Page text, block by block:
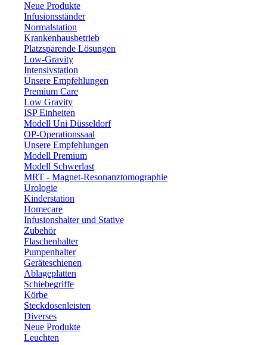
Neue Produkte
Infusionsständer
Normalstation
Krankenhausbetrieb
Platzsparende Lösungen
Low-Gravity
Intensivstation
Unsere Empfehlungen
Premium Care
Low Gravity
ISP Einheiten
Modell Uni Düsseldorf
OP-Operationssaal
Unsere Empfehlungen
Modell Premium
Modell Schwerlast
MRT - Magnet-Resonanztomographie
Urologie
Kinderstation
Homecare
Infusionshalter und Stative
Zubehör
Flaschenhalter
Pumpenhalter
Geräteschienen
Ablageplatten
Schiebegriffe
Körbe
Steckdosenleisten
Diverses
Neue Produkte
Leuchten